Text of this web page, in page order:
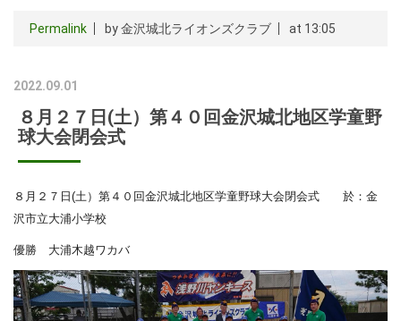
Permalink by 金沢城北ライオンズクラブ at 13:05
2022.09.01
８月２７日(土）第４０回金沢城北地区学童野
球大会閉会式
８月２７日(土）第４０回金沢城北地区学童野球大会閉会式 於：金
沢市立大浦小学校
優勝 大浦木越ワカバ